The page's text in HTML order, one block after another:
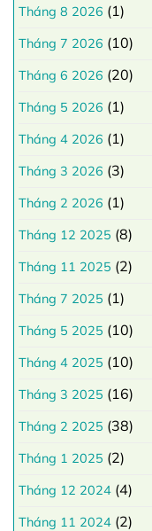
Tháng 8 2026 (1)
Tháng 7 2026 (10)
Tháng 6 2026 (20)
Tháng 5 2026 (1)
Tháng 4 2026 (1)
Tháng 3 2026 (3)
Tháng 2 2026 (1)
Tháng 12 2025 (8)
Tháng 11 2025 (2)
Tháng 7 2025 (1)
Tháng 5 2025 (10)
Tháng 4 2025 (10)
Tháng 3 2025 (16)
Tháng 2 2025 (38)
Tháng 1 2025 (2)
Tháng 12 2024 (4)
Tháng 11 2024 (2)